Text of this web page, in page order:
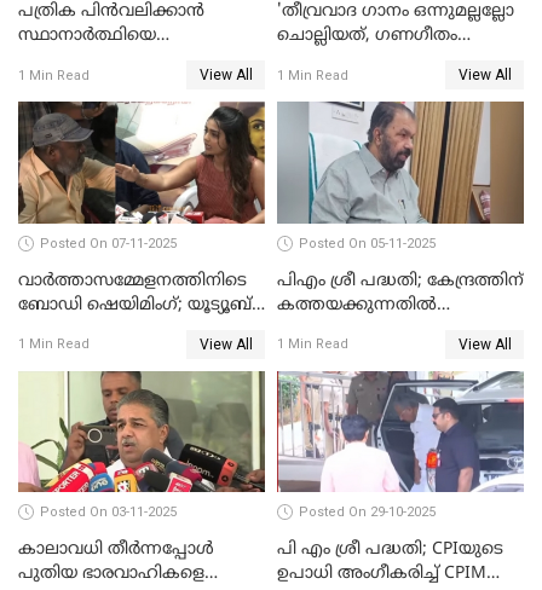
പത്രിക പിന്‍വലിക്കാന്‍
സ്ഥാനാര്‍ത്ഥിയെ
WATCH VIDEO
1 Min Read View All
'തീവ്രവാദ ഗാനം ഒന്നുമല്ലല്ലോ
ചൊല്ലിയത്, ഗണഗീതം
ഭാഗം'; സുരേഷ് ഗോപി WATCH
VIDEO
1 Min Read View All
Posted On 07-11-2025
വാർത്താസമ്മേളനത്തിനിടെ
ബോഡി ഷെയിമിംഗ്; യൂട്യൂബ്
മറുപടിയുമായി ഗൗരി കിഷന്‍
WATCH VIDEO
1 Min Read View All
Posted On 05-11-2025
പിഎം ശ്രീ പദ്ധതി; കേന്ദ്രത്തിന്
കത്തയക്കുന്നതില്‍
വി.ശിവന്‍കുട്ടി WATCH VIDEO
1 Min Read View All
Posted On 03-11-2025
കാലാവധി തീര്‍ന്നപ്പോള്‍
പുതിയ ഭാരവാഹികളെ
Posted On 29-10-2025
പി എം ശ്രീ പദ്ധതി; CPIയുടെ
ഉപാധി അംഗീകരിച്ച് CPIM